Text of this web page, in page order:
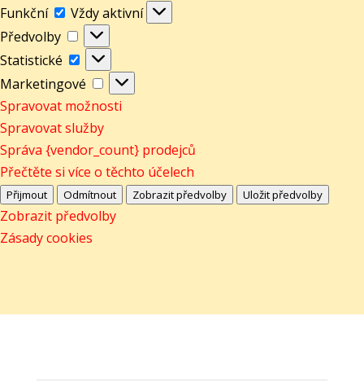
Funkční
Funkční
Vždy aktivní
Předvolby
Předvolby
Statistické
Statistické
Marketingové
Marketingové
Spravovat možnosti
Spravovat služby
Správa {vendor_count} prodejců
Přečtěte si více o těchto účelech
Přijmout Odmítnout Zobrazit předvolby Uložit předvolby
Zobrazit předvolby
Zásady cookies